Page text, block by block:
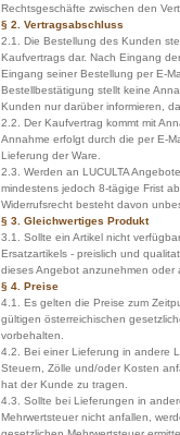
Rechtsgeschäfte zwischen den
§ 2. Vertragsabschluss
2.1. Die Bestellung des Kunden
Kaufvertrags dar. Nach Eingang
Eingang seiner Bestellung per E-
Bestellbestätigung stellt keine
Kunden nur darüber informieren,
2.2. Der Kaufvertrag kommt mit
Annahme erfolgt durch die per E-
Lieferung der Ware.
2.3. Werden an LUCULTA
mindestens jedoch 8-tägige Frist
Widerrufsrecht besteht davon
§ 3. Gleichwertiges Produkt
3.1. Sollte ein Artikel nicht
Ersatzartikels - preislich und
dieses Angebot anzunehmen oder
§ 4. Preise
4.1. Es gelten die Preise zum
gültigen österreichischen
vorbehalten.
4.2. Bei einer Lieferung in andere
Steuern, Zölle und/oder Kosten
hat der Kunde zu tragen.
4.3. Sollte bei Lieferungen in
Mehrwertsteuer nicht anfallen,